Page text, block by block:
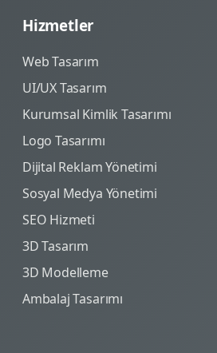
Hizmetler
Web Tasarım
UI/UX Tasarım
Kurumsal Kimlik Tasarımı
Logo Tasarımı
Dijital Reklam Yönetimi
Sosyal Medya Yönetimi
SEO Hizmeti
3D Tasarım
3D Modelleme
Ambalaj Tasarımı